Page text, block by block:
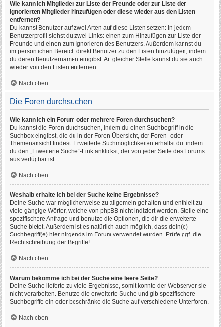
Wie kann ich Mitglieder zur Liste der Freunde oder zur Liste der
ignorierten Mitglieder hinzufügen oder diese wieder aus den Listen
entfernen?
Du kannst Benutzer auf zwei Arten auf diese Listen setzen: In jedem
Benutzerprofil siehst du zwei Links: einen zum Hinzufügen zur Liste der
Freunde und einen zum Ignorieren des Benutzers. Außerdem kannst du
im persönlichen Bereich direkt Benutzer zu den Listen hinzufügen, indem
du deren Benutzernamen eingibst. An gleicher Stelle kannst du sie auch
wieder von den Listen entfernen.
Nach oben
Die Foren durchsuchen
Wie kann ich ein Forum oder mehrere Foren durchsuchen?
Du kannst die Foren durchsuchen, indem du einen Suchbegriff in die
Suchbox eingibst, die du in der Foren-Übersicht, der Foren- oder
Themenansicht findest. Erweiterte Suchmöglichkeiten erhältst du, indem
du den „Erweiterte Suche“-Link anklickst, der von jeder Seite des Forums
aus verfügbar ist.
Nach oben
Weshalb erhalte ich bei der Suche keine Ergebnisse?
Deine Suche war möglicherweise zu allgemein gehalten und enthielt zu
viele gängige Wörter, welche von phpBB nicht indiziert werden. Stelle eine
spezifischere Anfrage und benutze die Optionen, die dir die erweiterte
Suche bietet. Außerdem ist es natürlich auch möglich, dass dein(e)
Suchbegriff(e) hier nirgends im Forum verwendet wurden. Prüfe ggf. die
Rechtschreibung der Begriffe!
Nach oben
Warum bekomme ich bei der Suche eine leere Seite?
Deine Suche lieferte zu viele Ergebnisse, somit konnte der Webserver sie
nicht verarbeiten. Benutze die erweiterte Suche und gib spezifischere
Suchbegriffe ein oder beschränke die Suche auf verschiedene Unterforen.
Nach oben